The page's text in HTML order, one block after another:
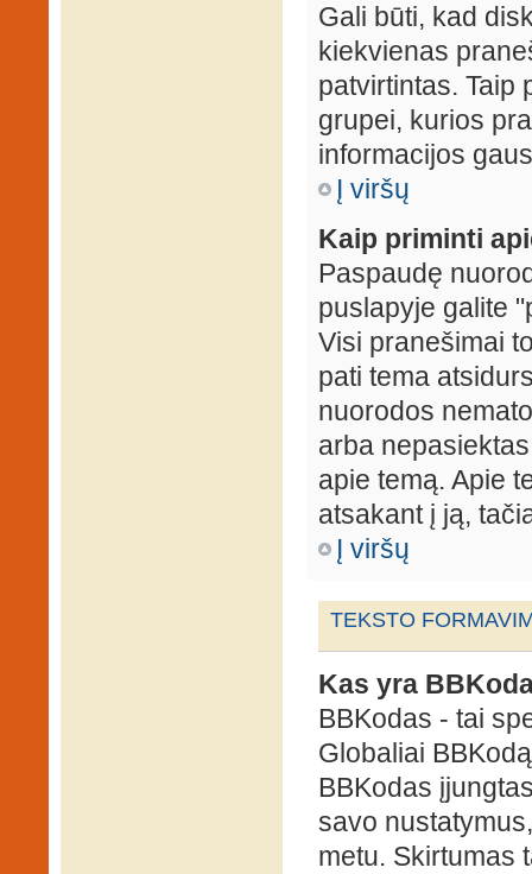
Gali būti, kad
kiekvienas
patvirtintas. Taip
grupei, kurios
informacijos
Į viršų
Kaip priminti
Paspaudę
puslapyje galite
Visi pranešimai
pati tema
nuorodos
arba
apie temą. Apie
atsakant į ją,
Į viršų
TEKSTO
Kas yra
BBKodas - tai
Globaliai
BBKodas
savo
metu. Skirtumas